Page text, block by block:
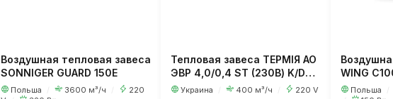
Воздушная тепловая завеса
SONNIGER GUARD 150E
Польша 3600 м³/ч
220
Тепловая завеса ТЕРМІЯ АО
ЭВР 4,0/0,4 ST (230В) K/DS
(M) (MP)
Украина 400 м³/ч 220 V
WING
Польша